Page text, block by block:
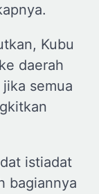
Kubu
daerah
semua
istiadat
bagiannya